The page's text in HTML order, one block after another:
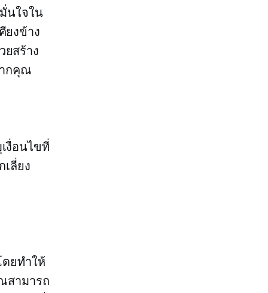
นใจใน
ยงข้าง
สร้าง
ากคุณ
งื่อนไขที่
ลี่ยง
ยทำให้
สามารถ